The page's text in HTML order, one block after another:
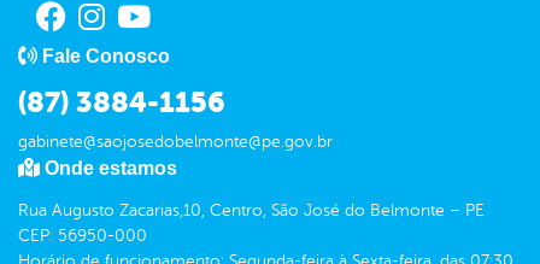
Fale Conosco
(87) 3884-1156
gabinete@saojosedobelmonte@pe.gov.br
Onde estamos
Rua Augusto Zacarias,10, Centro, São José do Belmonte – PE
CEP: 56950-000